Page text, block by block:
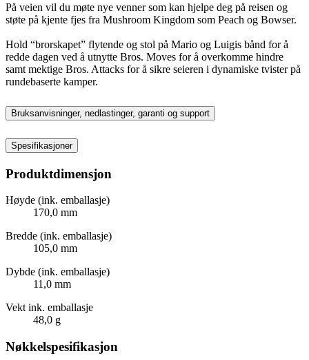
På veien vil du møte nye venner som kan hjelpe deg på reisen og
støte på kjente fjes fra Mushroom Kingdom som Peach og Bowser.
Hold “brorskapet” flytende og stol på Mario og Luigis bånd for å
redde dagen ved å utnytte Bros. Moves for å overkomme hindre
samt mektige Bros. Attacks for å sikre seieren i dynamiske tvister på
rundebaserte kamper.
Bruksanvisninger, nedlastinger, garanti og support
Spesifikasjoner
Produktdimensjon
Høyde (ink. emballasje)
170,0 mm
Bredde (ink. emballasje)
105,0 mm
Dybde (ink. emballasje)
11,0 mm
Vekt ink. emballasje
48,0 g
Nøkkelspesifikasjon